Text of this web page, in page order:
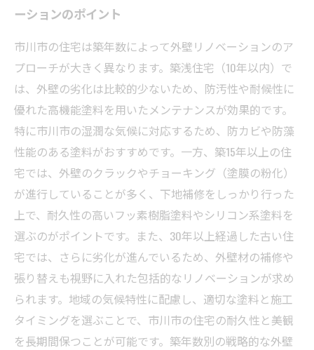
ーションのポイント
市川市の住宅は築年数によって外壁リノベーションのア
プローチが大きく異なります。築浅住宅（10年以内）で
は、外壁の劣化は比較的少ないため、防汚性や耐候性に
優れた高機能塗料を用いたメンテナンスが効果的です。
特に市川市の湿潤な気候に対応するため、防カビや防藻
性能のある塗料がおすすめです。一方、築15年以上の住
宅では、外壁のクラックやチョーキング（塗膜の粉化）
が進行していることが多く、下地補修をしっかり行った
上で、耐久性の高いフッ素樹脂塗料やシリコン系塗料を
選ぶのがポイントです。また、30年以上経過した古い住
宅では、さらに劣化が進んでいるため、外壁材の補修や
張り替えも視野に入れた包括的なリノベーションが求め
られます。地域の気候特性に配慮し、適切な塗料と施工
タイミングを選ぶことで、市川市の住宅の耐久性と美観
を長期間保つことが可能です。築年数別の戦略的な外壁